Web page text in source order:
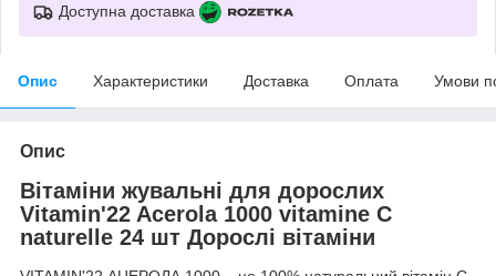
Доступна доставка
Опис Характеристики Доставка Оплата Умови
Опис
Вітаміни жувальні для дорослих
Vitamin'22 Acerola 1000 vitamine C
naturelle 24 шт Дорослі вітаміни